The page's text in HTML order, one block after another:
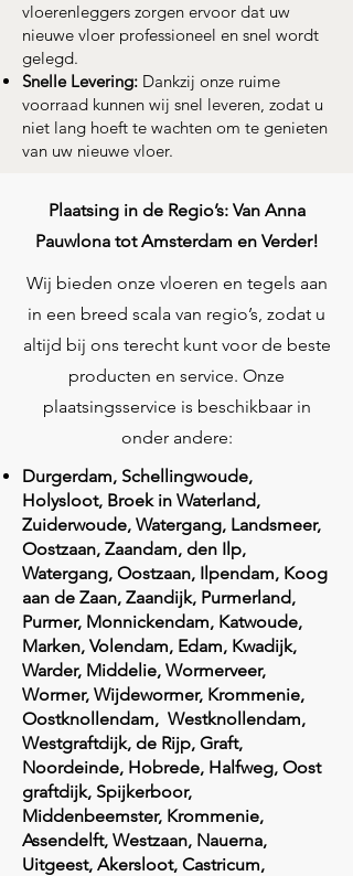
vloerenleggers zorgen ervoor dat uw
nieuwe vloer professioneel en snel wordt
gelegd.
Snelle Levering: Dankzij onze ruime
voorraad kunnen wij snel leveren, zodat u
niet lang hoeft te wachten om te genieten
van uw nieuwe vloer.
Plaatsing in de Regio’s: Van Anna
Pauwlona tot Amsterdam en Verder!
Wij bieden onze vloeren en tegels aan
in een breed scala van regio’s, zodat u
altijd bij ons terecht kunt voor de beste
producten en service. Onze
plaatsingsservice is beschikbaar in
onder andere:
Durgerdam, Schellingwoude,
Holysloot, Broek in Waterland,
Zuiderwoude, Watergang, Landsmeer,
Oostzaan, Zaandam, den Ilp,
Watergang, Oostzaan, Ilpendam, Koog
aan de Zaan, Zaandijk, Purmerland,
Purmer, Monnickendam, Katwoude,
Marken, Volendam, Edam, Kwadijk,
Warder, Middelie, Wormerveer,
Wormer, Wijdewormer, Krommenie,
Oostknollendam, Westknollendam,
Westgraftdijk, de Rijp, Graft,
Noordeinde, Hobrede, Halfweg, Oost
graftdijk, Spijkerboor,
Middenbeemster, Krommenie,
Assendelft, Westzaan, Nauerna,
Uitgeest, Akersloot, Castricum,